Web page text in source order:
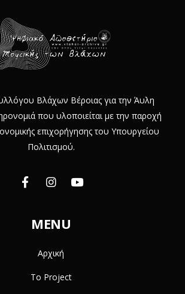
Βλάχων Βέροιας για την Άυλη
που υλοποιείται με την παροχή
επιχορήγησης του Υπουργείου
Πολιτισμού.
MENU
Αρχική
Το Project